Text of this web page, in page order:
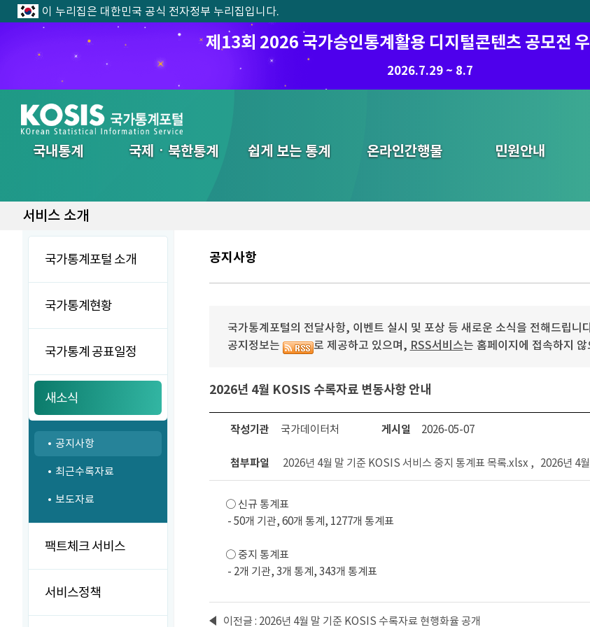
이 누리집은 대한민국 공식 전자정부 누리집입니다.
제13회 2026 국가승인통계활용 디지털콘텐츠 공모전
2026.7.29 ~ 8.7
8.7.(금) ~ 8.21.(금)
국내통계 국제ㆍ북한통계 쉽게 보는 통계 온라인간행물 민원안내
통합검색
서비스 소개
국가통계포털 소개
국가통계현황
국가통계 공표일정
새소식
공지사항
최근수록자료
보도자료
팩트체크 서비스
서비스정책
공지사항
국가통계포털의 전달사항, 이벤트 실시 및 포상 등 새로운 소식을 전해드립니
공지정보는
로 제공하고 있으며, RSS서비스는 홈페이지에 접속하지
2026년 4월 KOSIS 수록자료 변동사항 안내
작성기관 국가데이터처 게시일 2026-05-07
첨부파일 2026년 4월 말 기준 KOSIS 서비스 중지 통계표 목록.xlsx , 2026년 4
○ 신규 통계표
- 50개 기관, 60개 통계, 1277개 통계표
○ 중지 통계표
- 2개 기관, 3개 통계, 343개 통계표
이전글 : 2026년 4월 말 기준 KOSIS 수록자료 현행화율 공개